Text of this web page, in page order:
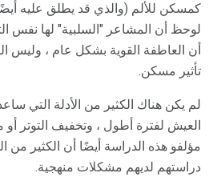
كمسكن للألم (والذي قد يطلق عليه
لوحظ أن المشاعر "السلبية" لها نفس
أن العاطفة القوية بشكل عام ، وليس
تأثير مسكن.
لم يكن هناك الكثير من الأدلة التي
العيش لفترة أطول ، وتخفيف التوتر
مؤلفو هذه الدراسة أيضًا أن الكثير
دراستهم لديهم مشكلات منهجية.